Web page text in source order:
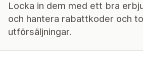
Locka in dem med ett bra
och hantera rabattkoder och
utförsäljningar.